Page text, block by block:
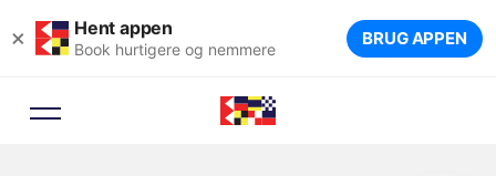
× Hent appen
Book hurtigere og nemmere BRUG APPEN